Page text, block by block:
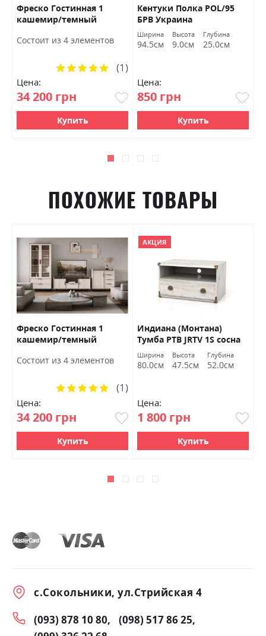
Фреско Гостинная 1
кашемир/темный
Состоит из 4 элементов
Цена:
34 200 грн
Рейтинг:
(1)
Купить
Кентуки Полка POL/95
БРВ Украина
Ширина
94.5см
Высота
9.0см
Глубина
25.0см
Цена:
850 грн
Купить
ПОХОЖИЕ ТОВАРЫ
Фреско Гостинная 1
кашемир/темный
Состоит из 4 элементов
Цена:
34 200 грн
Рейтинг:
(1)
Купить
АКЦИЯ
Индиана (Монтана)
Тумба РТВ JRTV 1S сосна
каньон БРВ Украина
Ширина
80.0см
Высота
47.5см
Глубина
52.0см
Цена:
1 800 грн
Купить
с.Сокольники, ул.Стрийская 4
(093) 878 10 80
(098) 517 86 25